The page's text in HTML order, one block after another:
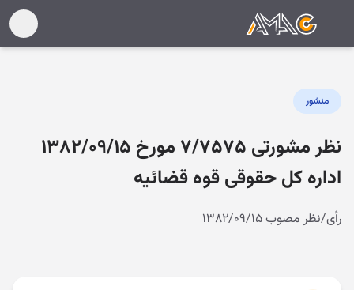
منشور
نظر مشورتی ۷/۷۵۷۵ مورخ ۱۳۸۲/۰۹/۱۵
اداره کل حقوقی قوه قضائیه
رأی/نظر مصوب ۱۳۸۲/۰۹/۱۵